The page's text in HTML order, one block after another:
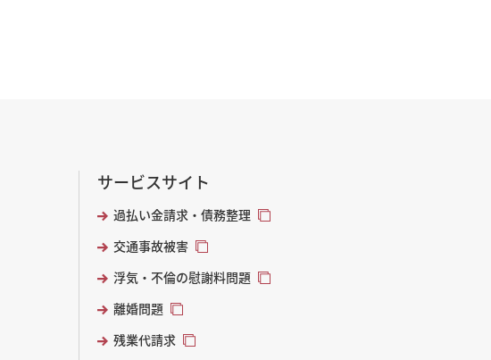
サービスサイト
過払い金請求・債務整理
交通事故被害
浮気・不倫の慰謝料問題
離婚問題
残業代請求